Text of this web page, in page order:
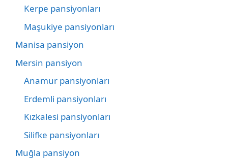
Kerpe pansiyonları
Maşukiye pansiyonları
Manisa pansiyon
Mersin pansiyon
Anamur pansiyonları
Erdemli pansiyonları
Kızkalesi pansiyonları
Silifke pansiyonları
Muğla pansiyon